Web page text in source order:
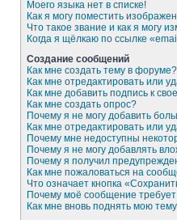
Моего языка нет в списке!
Как я могу поместить
Что такое звание и как я могу
Когда я щёлкаю по ссылке
Создание сообщений
Как мне создать тему в форуме?
Как мне отредактировать или
Как мне добавить подпись к
Как мне создать опрос?
Почему я не могу добавить
Как мне отредактировать или
Почему мне недоступны
Почему я не могу добавлять
Почему я получил
Как мне пожаловаться на
Что означает кнопка
Почему моё сообщение
Как мне вновь поднять мою